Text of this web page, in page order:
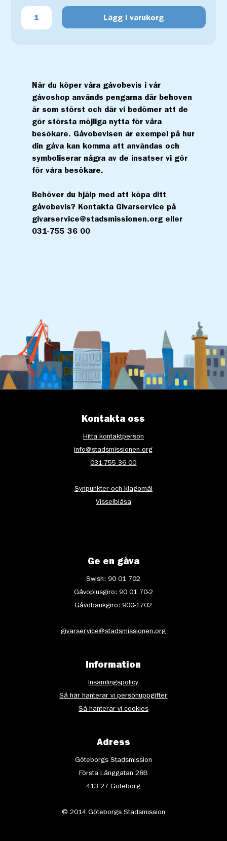
Lägg i varukorg
När du köper våra gåvobevis i vår
gåvoshop används pengarna där behoven
är som störst och där vi bedömer att de
gör största möjliga nytta för våra
besökare. Gåvobevisen är exempel på hur
din gåva kan komma att användas och
symboliserar några av de insatser vi gör
för våra besökare.
Behöver du hjälp med att köpa ditt
gåvobevis? Kontakta Givarservice på
givarservice@stadsmissionen.org eller
031-755 36 00
Kontakta oss
Hitta kontaktperson
info@stadsmissionen.org
031-755 36 00
Synpunkter och klagomål
Visselblåsa
Ge en gåva
Swish: 90 01 702
Gåvoplusgiro: 90 01 70-2
Gåvobankgiro: 900-1702
givarservice@stadsmissionen.org
Information
Insamlingspolicy
Så här hanterar vi personuppgifter
Så hanterar vi cookies
Adress
Göteborgs Stadsmission
Första Långgatan 28B
413 27 Göteborg
© 2014 Göteborgs Stadsmission